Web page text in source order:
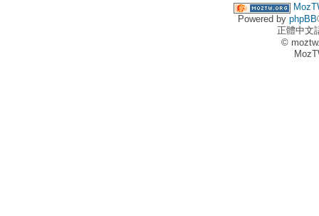
Powered by phpBB
正體中文
©